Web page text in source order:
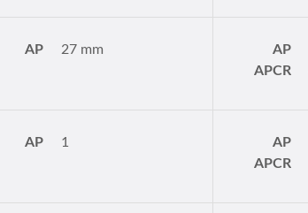
AP
27 mm AP
APCR
AP
1 AP
APCR